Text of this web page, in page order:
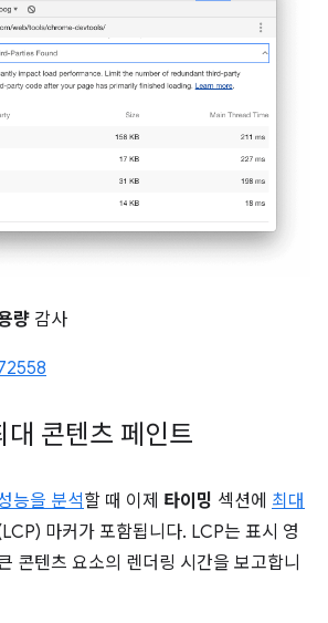
량 감사
대 콘텐츠 페인트
능을 분석할 때 이제 타이밍 섹션에 최대
마커가 포함됩니다. LCP는 표시 영
콘텐츠 요소의 렌더링 시간을 보고합니